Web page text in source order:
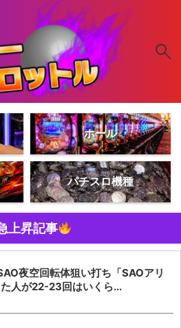
ホール
パチスロ機種
上昇記事
夜空回転体狙い打ち「SAOアリ
人が22-23回はいくら...